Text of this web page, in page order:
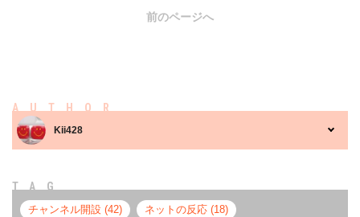
前のページへ
AUTHOR
Kii428
TAG
チャンネル開設 (42) ネットの反応 (18)